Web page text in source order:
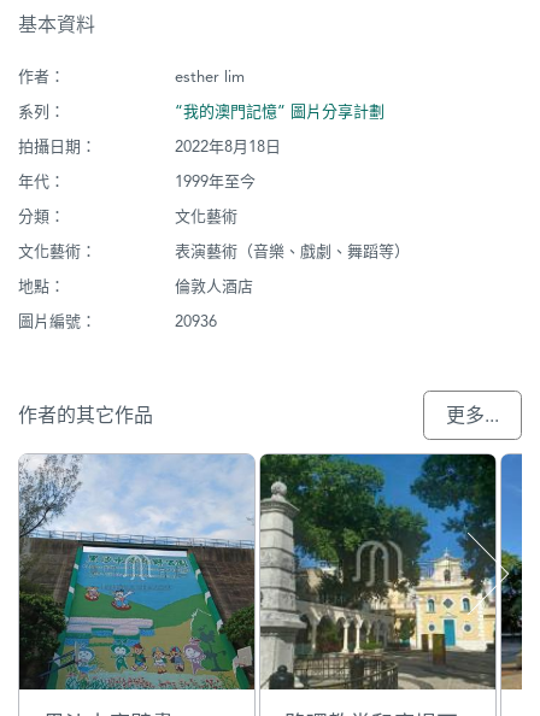
基本資料
作者：
esther lim
系列：
“我的澳門記憶” 圖片分享計劃
拍攝日期：
2022年8月18日
年代：
1999年至今
分類：
文化藝術
文化藝術：
表演藝術（音樂、戲劇、舞蹈等）
地點：
倫敦人酒店
圖片編號：
20936
作者的其它作品 更多...